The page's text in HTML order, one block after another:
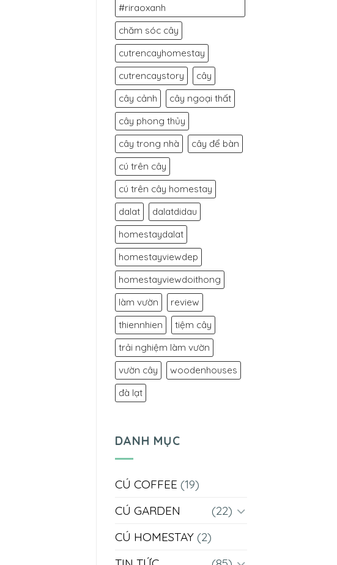
#riraoxanh
chăm sóc cây
cutrencayhomestay
cutrencaystory
cây
cây cảnh
cây ngoại thất
cây phong thủy
cây trong nhà
cây để bàn
cú trên cây
cú trên cây homestay
dalat
dalatdidau
homestaydalat
homestayviewdep
homestayviewdoithong
làm vườn
review
thiennhien
tiệm cây
trải nghiệm làm vườn
vườn cây
woodenhouses
đà lạt
DANH MỤC
CÚ COFFEE (19)
CÚ GARDEN
(22)
CÚ HOMESTAY(2)